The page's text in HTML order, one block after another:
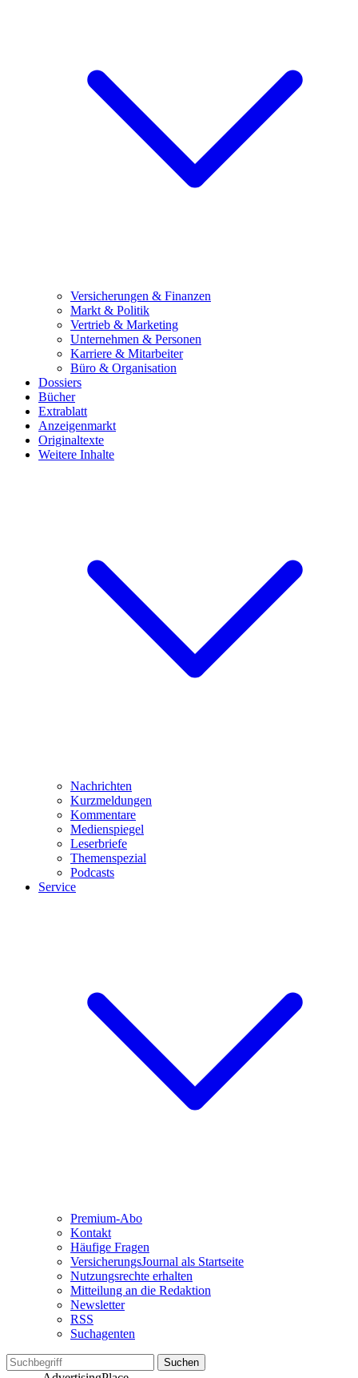
Versicherungen & Finanzen
Markt & Politik
Vertrieb & Marketing
Unternehmen & Personen
Karriere & Mitarbeiter
Büro & Organisation
Dossiers
Bücher
Extrablatt
Anzeigenmarkt
Originaltexte
Weitere Inhalte
Nachrichten
Kurzmeldungen
Kommentare
Medienspiegel
Leserbriefe
Themenspezial
Podcasts
Service
Premium-Abo
Kontakt
Häufige Fragen
VersicherungsJournal als Startseite
Nutzungsrechte erhalten
Mitteilung an die Redaktion
Newsletter
RSS
Suchagenten
Suchen